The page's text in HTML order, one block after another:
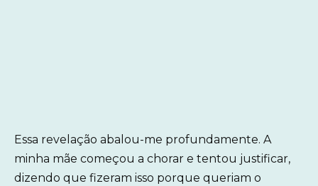
Essa revelação abalou-me profundamente. A
minha mãe começou a chorar e tentou justificar,
dizendo que fizeram isso porque queriam o